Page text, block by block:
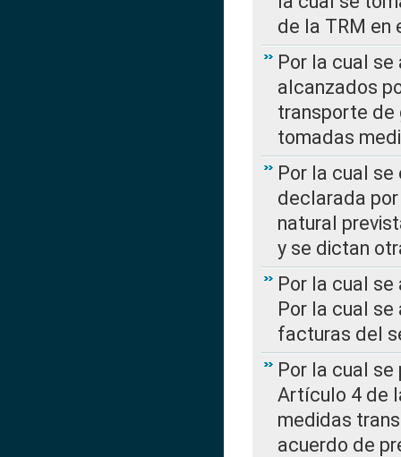
de la TRM en
Por la cual
alcanzados
transporte de
tomadas
Por la cual
declarada
natural
y se dictan
Por la cual se
Por la cual
facturas del
Por la cual
Artículo 4 de
medidas
acuerdo de